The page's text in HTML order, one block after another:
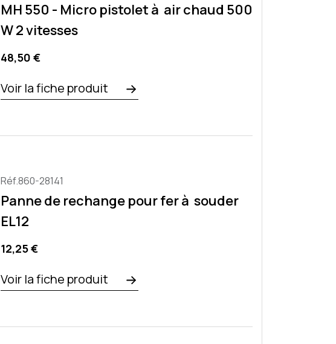
MH 550 - Micro pistolet à air chaud 500
W 2 vitesses
Precio
48,50 €
Voir la fiche produit
Réf.860-28141
Panne de rechange pour fer à souder
EL12
Precio
12,25 €
Voir la fiche produit